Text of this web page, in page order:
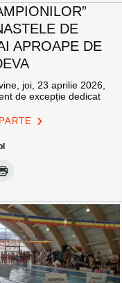
DE
APROAPE DE
joi, 23 aprilie 2026,
de excepție dedicat